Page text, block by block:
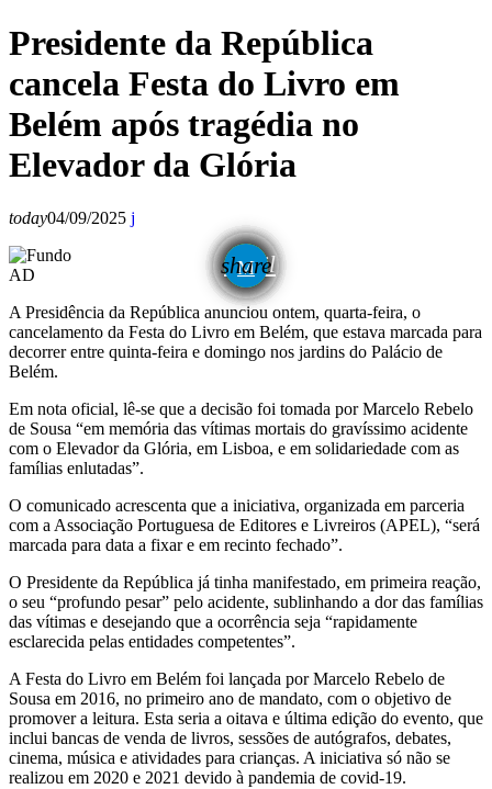
Presidente da República
cancela Festa do Livro em
Belém após tragédia no
Elevador da Glória
today04/09/2025
share
email
AD
A Presidência da República anunciou ontem, quarta-feira, o
cancelamento da Festa do Livro em Belém, que estava marcada para
decorrer entre quinta-feira e domingo nos jardins do Palácio de
Belém.
Em nota oficial, lê-se que a decisão foi tomada por Marcelo Rebelo
de Sousa “em memória das vítimas mortais do gravíssimo acidente
com o Elevador da Glória, em Lisboa, e em solidariedade com as
famílias enlutadas”.
O comunicado acrescenta que a iniciativa, organizada em parceria
com a Associação Portuguesa de Editores e Livreiros (APEL), “será
marcada para data a fixar e em recinto fechado”.
O Presidente da República já tinha manifestado, em primeira reação,
o seu “profundo pesar” pelo acidente, sublinhando a dor das famílias
das vítimas e desejando que a ocorrência seja “rapidamente
esclarecida pelas entidades competentes”.
A Festa do Livro em Belém foi lançada por Marcelo Rebelo de
Sousa em 2016, no primeiro ano de mandato, com o objetivo de
promover a leitura. Esta seria a oitava e última edição do evento, que
inclui bancas de venda de livros, sessões de autógrafos, debates,
cinema, música e atividades para crianças. A iniciativa só não se
realizou em 2020 e 2021 devido à pandemia de covid-19.